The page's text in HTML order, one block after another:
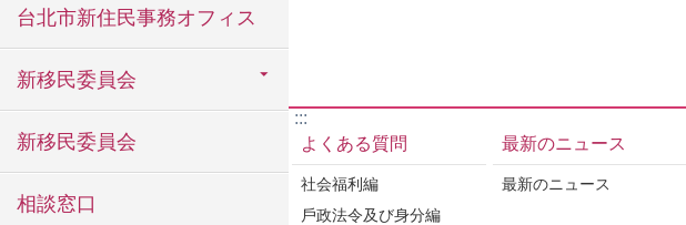
台北市新住民事務オフィス
新移民委員会
新移民委員会
相談窓口
:::
よくある質問
社会福利編
戶政法令及び身分編
最新のニュース
最新のニュース